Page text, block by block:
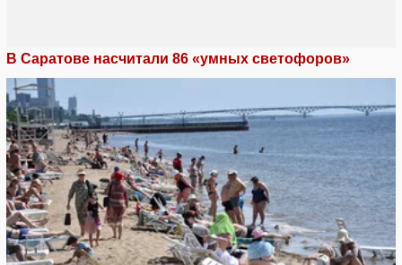
В Саратове насчитали 86 «умных светофоров»